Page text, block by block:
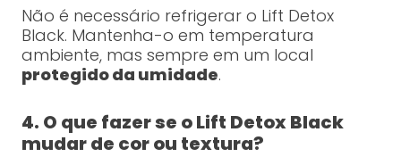
Não é necessário refrigerar o Lift Detox
Black. Mantenha-o em temperatura
ambiente, mas sempre em um local
protegido da umidade.
4. O que fazer se o Lift Detox Black
mudar de cor ou textura?